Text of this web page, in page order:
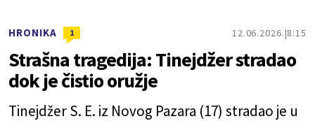
HRONIKA 1 12.06.2026. 8:15
Strašna tragedija: Tinejdžer stradao
dok je čistio oružje
Tinejdžer S. E. iz Novog Pazara (17) stradao je u